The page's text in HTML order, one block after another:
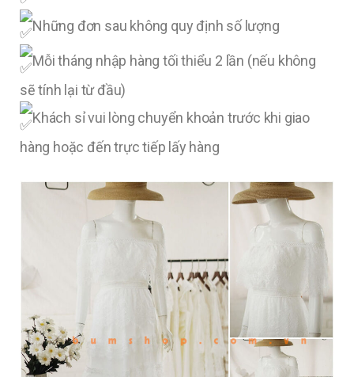
Những đơn sau không quy định số lượng
Mỗi tháng nhập hàng tối thiểu 2 lần (nếu không
sẽ tính lại từ đầu)
Khách sỉ vui lòng chuyển khoản trước khi giao
hàng hoặc đến trực tiếp lấy hàng